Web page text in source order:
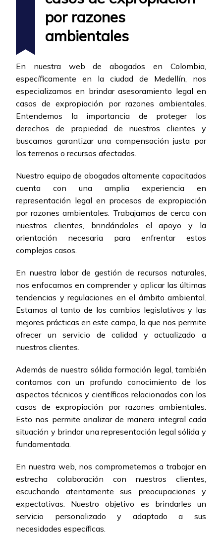
por razones
ambientales
En nuestra web de abogados en Colombia,
específicamente en la ciudad de Medellín, nos
especializamos en brindar asesoramiento legal en
casos de expropiación por razones ambientales.
Entendemos la importancia de proteger los
derechos de propiedad de nuestros clientes y
buscamos garantizar una compensación justa por
los terrenos o recursos afectados.
Nuestro equipo de abogados altamente capacitados
cuenta con una amplia experiencia en
representación legal en procesos de expropiación
por razones ambientales. Trabajamos de cerca con
nuestros clientes, brindándoles el apoyo y la
orientación necesaria para enfrentar estos
complejos casos.
En nuestra labor de gestión de recursos naturales,
nos enfocamos en comprender y aplicar las últimas
tendencias y regulaciones en el ámbito ambiental.
Estamos al tanto de los cambios legislativos y las
mejores prácticas en este campo, lo que nos permite
ofrecer un servicio de calidad y actualizado a
nuestros clientes.
Además de nuestra sólida formación legal, también
contamos con un profundo conocimiento de los
aspectos técnicos y científicos relacionados con los
casos de expropiación por razones ambientales.
Esto nos permite analizar de manera integral cada
situación y brindar una representación legal sólida y
fundamentada.
En nuestra web, nos comprometemos a trabajar en
estrecha colaboración con nuestros clientes,
escuchando atentamente sus preocupaciones y
expectativas. Nuestro objetivo es brindarles un
servicio personalizado y adaptado a sus
necesidades específicas.